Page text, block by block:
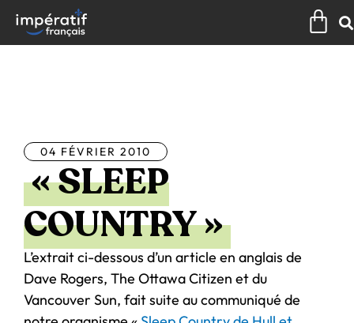
contenu
04 FÉVRIER 2010
« SLEEP
COUNTRY »
L’extrait ci-dessous d’un article en anglais de
Dave Rogers, The Ottawa Citizen et du
Vancouver Sun, fait suite au communiqué de